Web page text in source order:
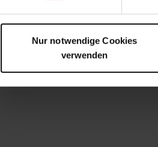
Nur notwendige Cookies
verwenden